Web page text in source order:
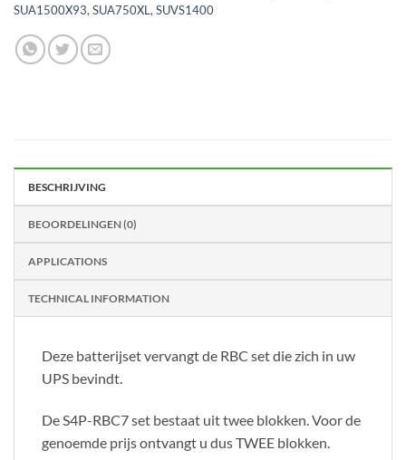
SUA1500X93, SUA750XL , SUVS1400
BESCHRIJVING
BEOORDELINGEN (0)
APPLICATIONS
TECHNICAL INFORMATION
Deze batterijset vervangt de RBC set die zich in uw
UPS bevindt.
De S4P-RBC7 set bestaat uit twee blokken. Voor de
genoemde prijs ontvangt u dus TWEE blokken.